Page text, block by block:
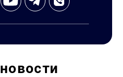
новости